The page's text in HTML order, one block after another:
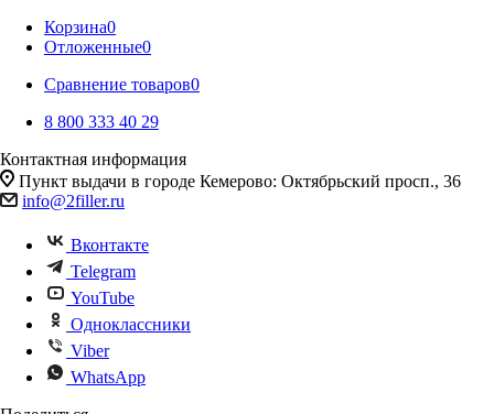
Корзина0
Отложенные0
Сравнение товаров0
8 800 333 40 29
Контактная информация
Пункт выдачи в городе Кемерово: Октябрьский просп., 36
info@2filler.ru
Вконтакте
Telegram
YouTube
Одноклассники
Viber
WhatsApp